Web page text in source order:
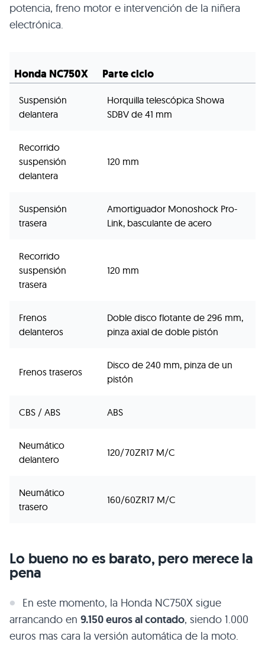
potencia, freno motor e intervención de la niñera
electrónica.
Honda NC750X Parte ciclo
Suspensión
delantera
Horquilla telescópica Showa
SDBV de 41 mm
Recorrido
suspensión
delantera
120 mm
Suspensión
trasera
Amortiguador Monoshock Pro-
Link, basculante de acero
Recorrido
suspensión
trasera
120 mm
Frenos
delanteros
Doble disco flotante de 296 mm,
pinza axial de doble pistón
Frenos traseros
Disco de 240 mm, pinza de un
pistón
CBS / ABS ABS
Neumático
delantero
120/70ZR17 M/C
Neumático
trasero
160/60ZR17 M/C
Lo bueno no es barato, pero merece la
pena
En este momento, la Honda NC750X sigue
arrancando en 9.150 euros al contado, siendo 1.000
euros mas cara la versión automática de la moto.